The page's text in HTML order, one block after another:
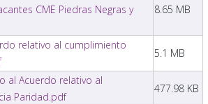
CME Piedras Negras y
8.65 MB
relativo al cumplimiento
5.1 MB
al Acuerdo relativo al
Paridad.pdf
477.98 KB